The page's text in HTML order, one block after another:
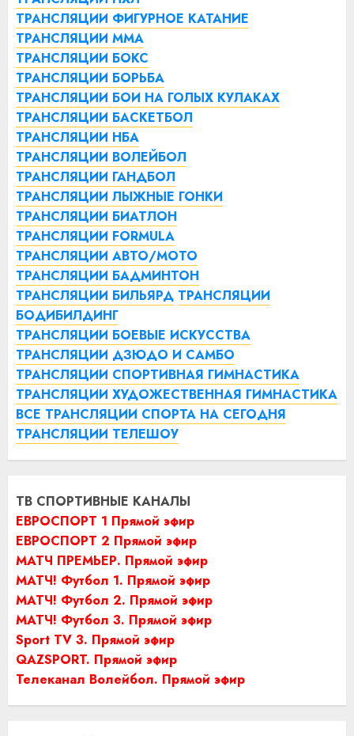
ТРАНСЛЯЦИИ ФИГУРНОЕ КАТАНИЕ
ТРАНСЛЯЦИИ ММА
ТРАНСЛЯЦИИ БОКС
ТРАНСЛЯЦИИ БОРЬБА
ТРАНСЛЯЦИИ БОИ НА ГОЛЫХ КУЛАКАХ
ТРАНСЛЯЦИИ БАСКЕТБОЛ
ТРАНСЛЯЦИИ НБА
ТРАНСЛЯЦИИ ВОЛЕЙБОЛ
ТРАНСЛЯЦИИ ГАНДБОЛ
ТРАНСЛЯЦИИ ЛЫЖНЫЕ ГОНКИ
ТРАНСЛЯЦИИ БИАТЛОН
ТРАНСЛЯЦИИ FORMULA
ТРАНСЛЯЦИИ АВТО/МОТО
ТРАНСЛЯЦИИ БАДМИНТОН
ТРАНСЛЯЦИИ БИЛЬЯРД ТРАНСЛЯЦИИ
БОДИБИЛДИНГ
ТРАНСЛЯЦИИ БОЕВЫЕ ИСКУССТВА
ТРАНСЛЯЦИИ ДЗЮДО И САМБО
ТРАНСЛЯЦИИ СПОРТИВНАЯ ГИМНАСТИКА
ТРАНСЛЯЦИИ ХУДОЖЕСТВЕННАЯ ГИМНАСТИКА
ВСЕ ТРАНСЛЯЦИИ СПОРТА НА СЕГОДНЯ
ТРАНСЛЯЦИИ ТЕЛЕШОУ
ТВ СПОРТИВНЫЕ КАНАЛЫ
ЕВРОСПОРТ 1 Прямой эфир
ЕВРОСПОРТ 2 Прямой эфир
МАТЧ ПРЕМЬЕР. Прямой эфир
МАТЧ! Футбол 1. Прямой эфир
МАТЧ! Футбол 2. Прямой эфир
МАТЧ! Футбол 3. Прямой эфир
Sport TV 3. Прямой эфир
QAZSPORT. Прямой эфир
Телеканал Волейбол. Прямой эфир